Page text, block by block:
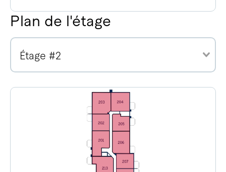
Plan de l'étage
Étage #2